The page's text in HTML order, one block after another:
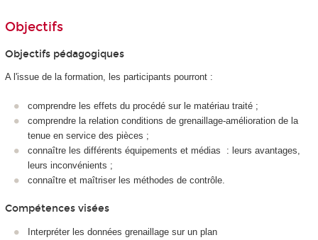
Objectifs
Objectifs pédagogiques
A l'issue de la formation, les participants pourront :
comprendre les effets du procédé sur le matériau traité ;
comprendre la relation conditions de grenaillage-amélioration de la
tenue en service des pièces ;
connaître les différents équipements et médias : leurs avantages,
leurs inconvénients ;
connaître et maîtriser les méthodes de contrôle.
Compétences visées
Interpréter les données grenaillage sur un plan